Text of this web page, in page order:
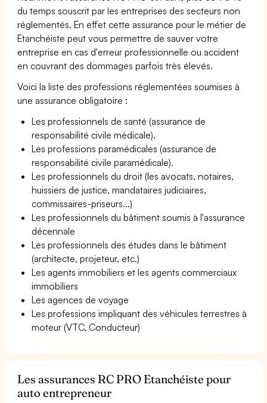
du temps souscrit par les entreprises des secteurs non
réglementés. En effet cette assurance pour le métier de
Etanchéiste peut vous permettre de sauver votre
entreprise en cas d'erreur professionnelle ou accident
en couvrant des dommages parfois très élevés.
Voici la liste des professions réglementées soumises à
une assurance obligatoire :
Les professionnels de santé (assurance de
responsabilité civile médicale).
Les professions paramédicales (assurance de
responsabilité civile paramédicale).
Les professionnels du droit (les avocats, notaires,
huissiers de justice, mandataires judiciaires,
commissaires-priseurs...)
Les professionnels du bâtiment soumis à l'assurance
décennale
Les professionnels des études dans le bâtiment
(architecte, projeteur, etc.)
Les agents immobiliers et les agents commerciaux
immobiliers
Les agences de voyage
Les professions impliquant des véhicules terrestres à
moteur (VTC, Conducteur)
Les assurances RC PRO Etanchéiste pour
auto entrepreneur